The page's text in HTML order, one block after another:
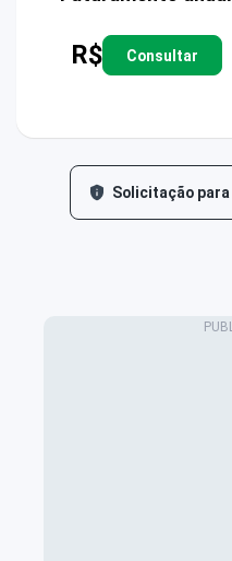
R$ Consultar
Solicitação